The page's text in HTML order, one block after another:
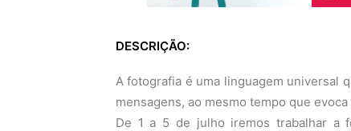
DESCRIÇÃO:
A fotografia é uma linguagem universal
mensagens, ao mesmo tempo que
De 1 a 5 de julho iremos trabalhar a